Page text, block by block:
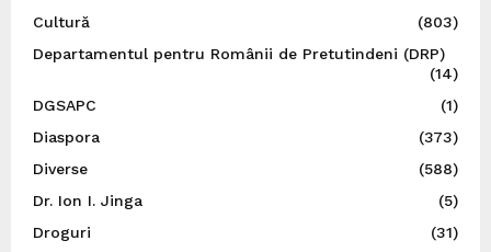
Cultură
(803)
Departamentul pentru Românii de Pretutindeni (DRP)
(14)
DGSAPC
(1)
Diaspora
(373)
Diverse
(588)
Dr. Ion I. Jinga
(5)
Droguri
(31)